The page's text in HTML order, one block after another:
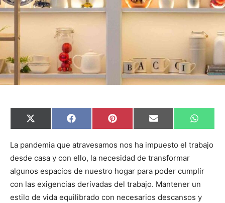
C
o
p
r
i
r
e
n
X
(
w
t
t
e
r
)
C
o
p
r
t
i
r
e
n
F
a
e
o
o
k
C
o
p
r
t
i
r
e
n
P
i
t
r
e
s
t
C
o
p
r
i
r
e
n
E
m
i
C
o
p
t
i
r
e
n
W
h
t
p
p
La pandemia que atravesamos nos ha impuesto el trabajo
desde casa y con ello, la necesidad de transformar
algunos espacios de nuestro hogar para poder cumplir
con las exigencias derivadas del trabajo. Mantener un
estilo de vida equilibrado con necesarios descansos y